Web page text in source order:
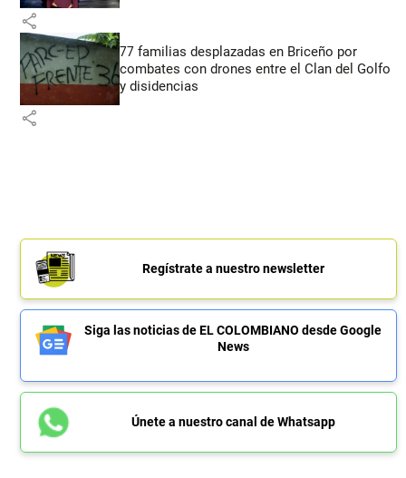
share
77 familias desplazadas en Briceño por
combates con drones entre el Clan del Golfo
y disidencias
share
Regístrate a nuestro newsletter
Siga las noticias de EL COLOMBIANO desde Google
News
Únete a nuestro canal de Whatsapp